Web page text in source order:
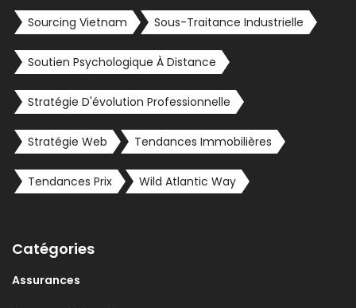
Sourcing Vietnam Sous-Traitance Industrielle
Soutien Psychologique À Distance
Stratégie D'évolution Professionnelle
Stratégie Web Tendances Immobilières
Tendances Prix Wild Atlantic Way
Catégories
Assurances